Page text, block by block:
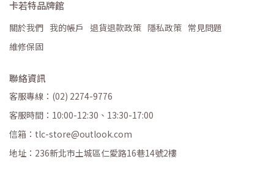
卡若特品牌館
關於我們 我的帳戶 退貨退款政策 隱私政策 常見問題
維修保固
聯絡資訊
客服專線：(02) 2274-9776
客服時間：10:00-12:30、13:30-17:00
信箱：tlc-store@outlook.com
地址：236新北市土城區仁愛路16巷14號2樓